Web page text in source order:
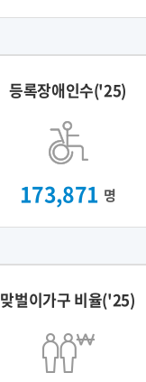
등록장애인수('25)
173,871 명
맞벌이가구 비율('25)